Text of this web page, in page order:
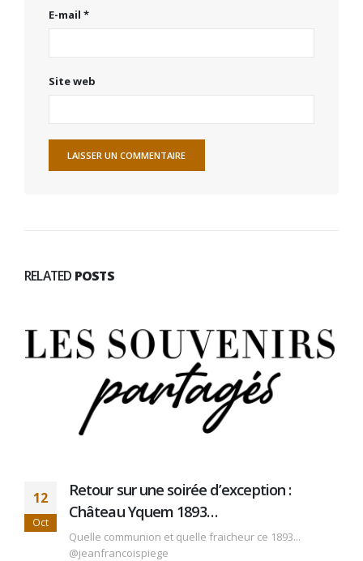
E-mail *
Site web
RELATED POSTS
12
Oct
Retour sur une soirée d’exception :
Château Yquem 1893…
Quelle communion et quelle fraicheur ce 1893...
@jeanfrancoispiege